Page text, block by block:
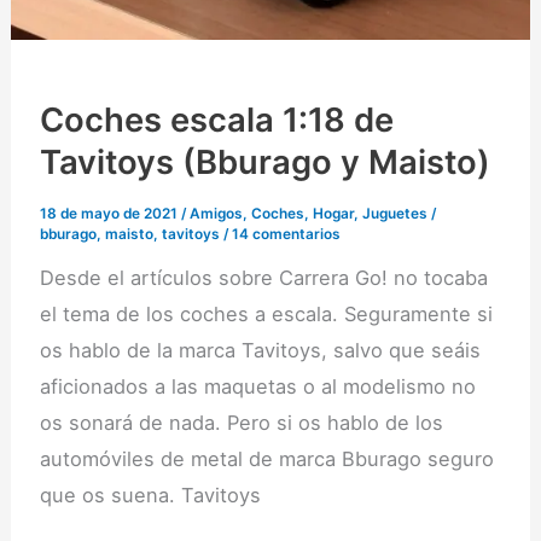
Coches escala 1:18 de
Tavitoys (Bburago y Maisto)
18 de mayo de 2021 /Amigos,Coches,Hogar,Juguetes /
bburago,maisto,tavitoys /14 comentarios
Desde el artículos sobre Carrera Go! no tocaba
el tema de los coches a escala. Seguramente si
os hablo de la marca Tavitoys, salvo que seáis
aficionados a las maquetas o al modelismo no
os sonará de nada. Pero si os hablo de los
automóviles de metal de marca Bburago seguro
que os suena. Tavitoys